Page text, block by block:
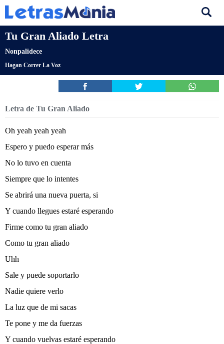
Tu Gran Aliado Letra
Nonpalidece
Hagan Correr La Voz
Letra de Tu Gran Aliado
Oh yeah yeah yeah
Espero y puedo esperar más
No lo tuvo en cuenta
Siempre que lo intentes
Se abrirá una nueva puerta, si
Y cuando llegues estaré esperando
Firme como tu gran aliado
Como tu gran aliado
Uhh
Sale y puede soportarlo
Nadie quiere verlo
La luz que de mi sacas
Te pone y me da fuerzas
Y cuando vuelvas estaré esperando